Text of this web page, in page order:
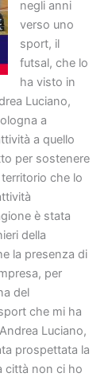
negli anni
verso uno
sport, il
futsal, che lo
ha visto in
Luciano,
a
a quello
per sostenere
che lo
è stata
della
la presenza di
per
del
che mi ha
Luciano,
prospettata la
città non ci ho